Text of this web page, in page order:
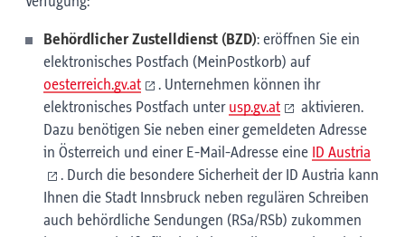
Behördlicher Zustelldienst (BZD): eröffnen Sie ein
elektronisches Postfach (MeinPostkorb) auf
oesterreich.gv.at
. Unternehmen können ihr
elektronisches Postfach unter usp.gv.at
aktivieren.
Dazu benötigen Sie neben einer gemeldeten Adresse
in Österreich und einer E-Mail-Adresse eine ID Austria
. Durch die besondere Sicherheit der ID Austria kann
Ihnen die Stadt Innsbruck neben regulären Schreiben
auch behördliche Sendungen (RSa/RSb) zukommen